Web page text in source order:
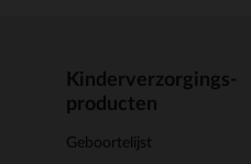
Kinderverzorgings-
producten
Geboortelijst